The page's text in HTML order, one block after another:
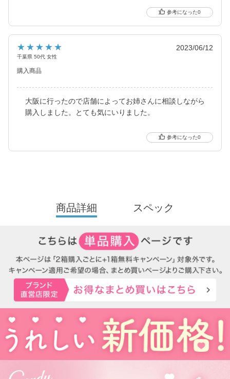
0
★★★★★
千葉県 50代 女性
2023/06/12
購入商品
大阪に行ったので店舗によってお姉さんに相談しながら
購入しました。とても気にいりました。
0
商品詳細 スペック